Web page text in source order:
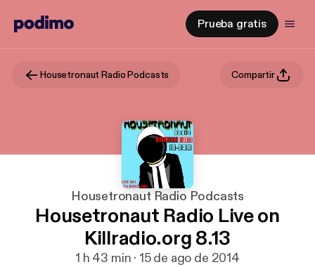
Prueba gratis
Housetronaut Radio Podcasts Compartir
Housetronaut Radio Podcasts
Housetronaut Radio Live on
Killradio.org 8.13
1 h 43 min · 15 de ago de 2014